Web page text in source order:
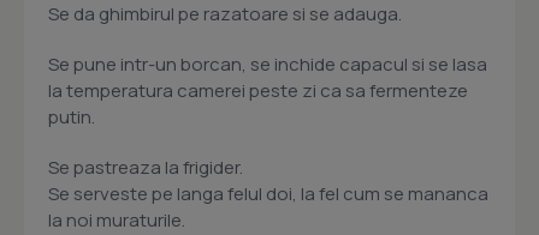
Se da ghimbirul pe razatoare si se adauga.
Se pune intr-un borcan, se inchide capacul si se lasa
la temperatura camerei peste zi ca sa fermenteze
putin.
Se pastreaza la frigider.
Se serveste pe langa felul doi, la fel cum se mananca
la noi muraturile.